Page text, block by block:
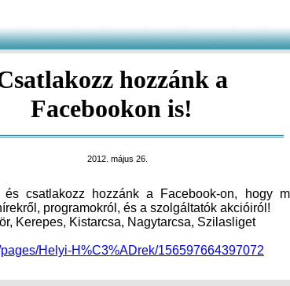
hozzánk a
Facebookon is!
2012. május 26.
csatlakozz hozzánk a Facebook-on, hogy
programokról, és a szolgáltatók akcióiról!
Kerepes, Kistarcsa, Nagytarcsa, Szilasliget
Helyi-H%C3%ADrek/156597664397072